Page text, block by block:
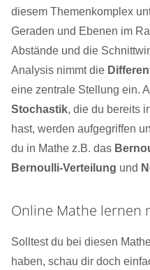
diesem Themenkomplex
Geraden und Ebenen im
Abstände und die
Analysis nimmt die
eine zentrale Stellung ein.
Stochastik, die du bereits
hast, werden aufgegriffen
du in Mathe z.B. das
Bernoulli-Verteilung und
Online Mathe lernen
Solltest du bei diesen
haben, schau dir doch